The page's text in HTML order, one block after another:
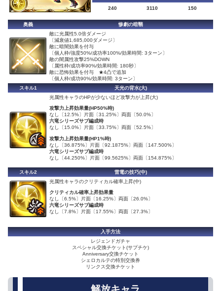
240 3110 150
奥義
惨劇の暗翳
敵に光属性5.0倍ダメージ
〔減衰値1,685,000ダメージ〕
敵に暗闇効果を付与
〔個人枠/強度50%/成功率100%/効果時間: 3ターン〕
敵の闇属性攻撃25%DOWN
〔属性枠/成功率90%/効果時間: 180秒〕
敵に恐怖効果を付与 ★4凸で追加
〔個人枠/成功90%/効果時間: 3ターン〕
スキル1
天光の背水(大)
光属性キャラのHPが少ないほど攻撃力が上昇(大)
攻撃力上昇効果量(HP50%時)
なし〔12.5%〕片面〔31.25%〕両面〔50.0%〕
六竜シリーズサブ編成時
なし〔15.0%〕片面〔33.75%〕両面〔52.5%〕
攻撃力上昇効果量(HP1%時)
なし〔36.875%〕片面〔92.1875%〕両面〔147.500%〕
六竜シリーズサブ編成時
なし〔44.250%〕片面〔99.5625%〕両面〔154.875%〕
スキル2
雷電の技巧(中)
光属性キャラのクリティカル確率上昇(中)
クリティカル確率上昇効果量
なし〔6.5%〕片面〔16.25%〕両面〔26.0%〕
六竜シリーズサブ編成時
なし〔7.8%〕片面〔17.55%〕両面〔27.3%〕
入手方法
レジェンドガチャ
スペシャル交換チケット(サプチケ)
Anniversary交換チケット
シェロカルテの特別交換券
リンクス交換チケット
解放キャラ